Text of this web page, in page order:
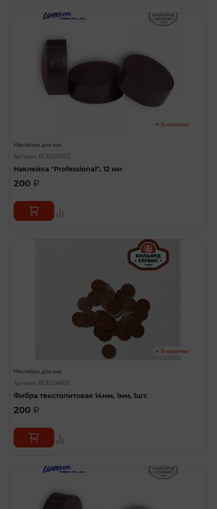
В наличии
Наклейки для кия
Артикул: БСБ100025
Наклейка "Professional", 12 мм
200 a
В наличии
Наклейки для кия
Артикул: БСВ104001
Фибра текстолитовая 14мм, 1мм, 1шт.
200 a